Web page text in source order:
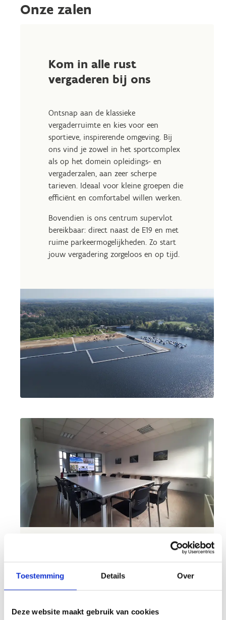
Toestemming Details Over
Deze website maakt gebruik van cookies
Onze zalen
Kom in alle rust
vergaderen bij ons
Ontsnap aan de klassieke
vergaderruimte en kies voor een
sportieve, inspirerende omgeving. Bij
ons vind je zowel in het sportcomplex
als op het domein opleidings- en
vergaderzalen, aan zeer scherpe
tarieven. Ideaal voor kleine groepen die
efficiënt en comfortabel willen werken.
Bovendien is ons centrum supervlot
bereikbaar: direct naast de E19 en met
ruime parkeermogelijkheden. Zo start
jouw vergadering zorgeloos en op tijd.
Vergaderzaal Johan
Baetens
Prijs: € 15 per uur